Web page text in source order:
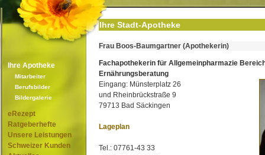
Ihre Apotheke
Mitarbeiter
Berufsbilder
Bildergalerie
eRezept
Ratgeberhefte
Unsere Leistungen
Schweizer Kunden
Ihre Stadt-Apotheke
Frau Boos-Baumgartner (Apothekerin)
Fachapothekerin für Allgemeinpharmazie
Ernährungsberatung
Eingang: Münsterplatz 26
und Rheinbrückstraße 9
79713 Bad Säckingen
Lageplan
Tel.: 07761-43 33